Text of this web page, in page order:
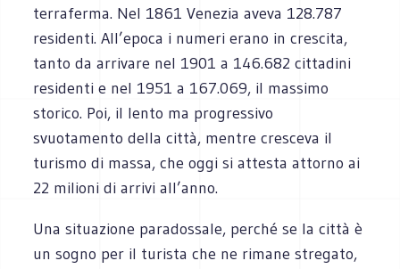
terraferma. Nel 1861 Venezia aveva 128.787
residenti. All’epoca i numeri erano in crescita,
tanto da arrivare nel 1901 a 146.682 cittadini
residenti e nel 1951 a 167.069, il massimo
storico. Poi, il lento ma progressivo
svuotamento della città, mentre cresceva il
turismo di massa, che oggi si attesta attorno ai
22 milioni di arrivi all’anno.
Una situazione paradossale, perché se la città è
un sogno per il turista che ne rimane stregato,